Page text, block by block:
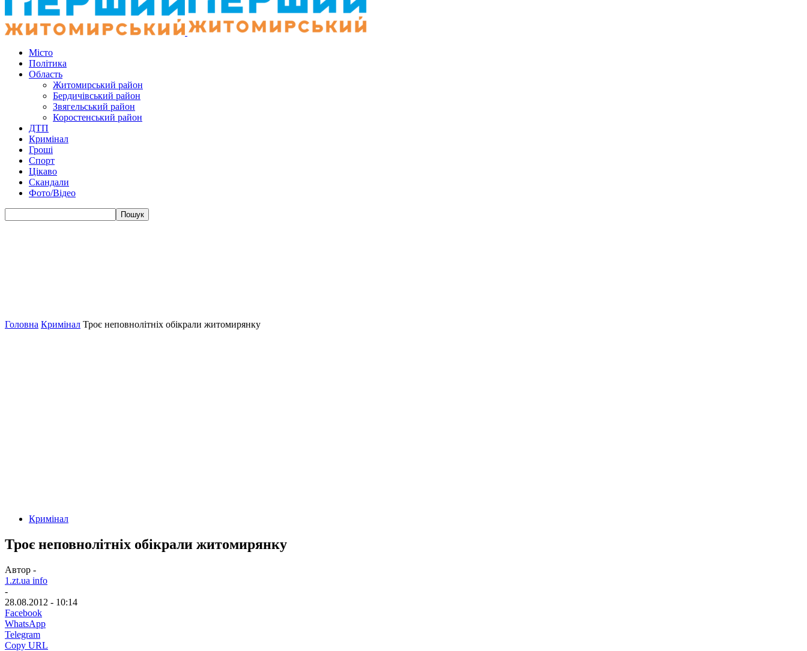
Місто
Політика
Область
Житомирський район
Бердичівський район
Звягельський район
Коростенський район
ДТП
Кримінал
Гроші
Спорт
Цікаво
Скандали
Фото/Відео
Головна Кримінал Троє неповнолітніх обікрали житомирянку
Кримінал
Троє неповнолітніх обікрали житомирянку
Автор -
1.zt.ua info
-
28.08.2012 - 10:14
Facebook
WhatsApp
Telegram
Copy URL